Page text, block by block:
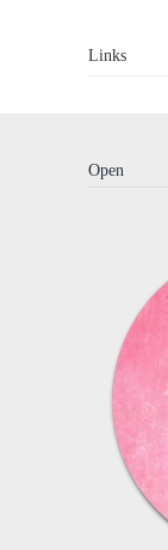
Links
Open